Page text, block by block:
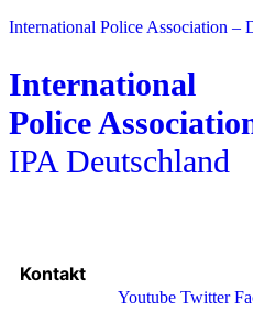
International Police Association –
International
Police
IPA Deutschland
Kontakt
Youtube Twitter